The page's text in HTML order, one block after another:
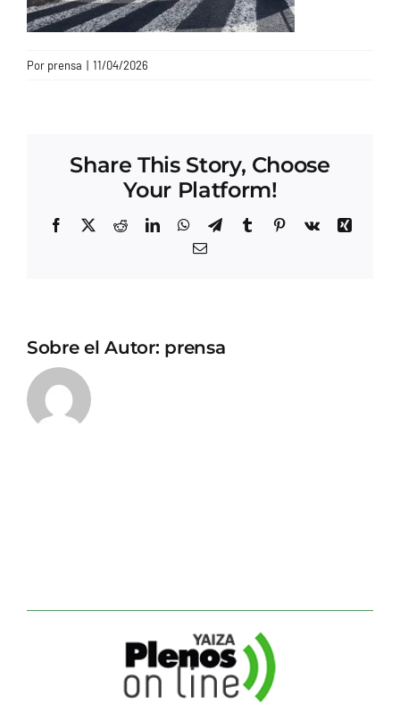
Por prensa | 11/04/2026
Share This Story, Choose
Your Platform!
Facebook
X RedditLinkedInWhatsApp
TelegramTumblrPinterest
Vk
Xing
Correo
Sobre el Autor: prensa